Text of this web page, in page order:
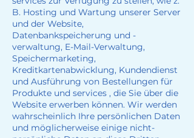
B. Hosting und Wartung unserer Server
und der Website,
Datenbankspeicherung und -
verwaltung, E-Mail-Verwaltung,
Speichermarketing,
Kreditkartenabwicklung, Kundendienst
und Ausführung von Bestellungen für
Produkte und services , die Sie über die
Website erwerben können. Wir werden
wahrscheinlich Ihre persönlichen Daten
und möglicherweise einige nicht-